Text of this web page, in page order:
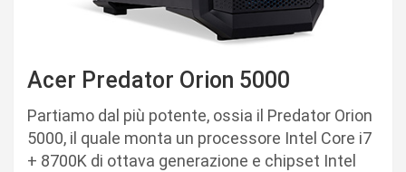
Acer Predator Orion 5000
Partiamo dal più potente, ossia il Predator Orion
5000, il quale monta un processore Intel Core i7
+ 8700K di ottava generazione e chipset Intel